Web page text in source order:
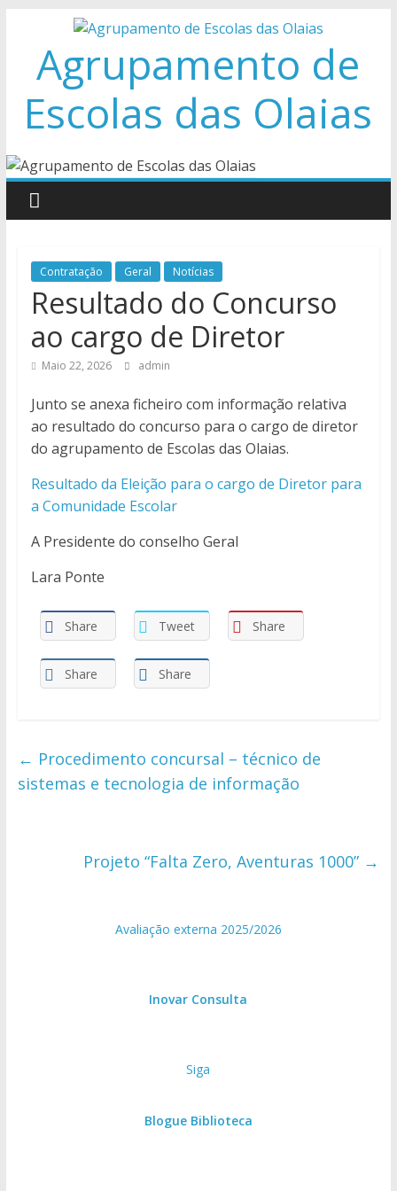
contentAgrupamento de
Escolas das Olaias
Contratação Geral Notícias
Resultado do Concurso
ao cargo de Diretor
Maio 22, 2026 admin
Junto se anexa ficheiro com informação relativa
ao resultado do concurso para o cargo de diretor
do agrupamento de Escolas das Olaias.
Resultado da Eleição para o cargo de Diretor para
a Comunidade Escolar
A Presidente do conselho Geral
Lara Ponte
Share Tweet Share
Share Share
← Procedimento concursal – técnico de
sistemas e tecnologia de informação
Projeto “Falta Zero, Aventuras 1000” →
Avaliação externa 2025/2026
Inovar Consulta
Siga
Blogue Biblioteca